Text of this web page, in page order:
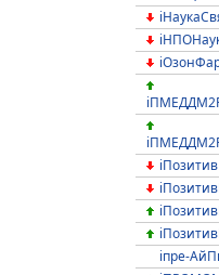
iПозитив
iпре-